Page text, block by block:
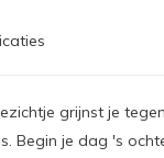
grijnst je
Begin je dag 's